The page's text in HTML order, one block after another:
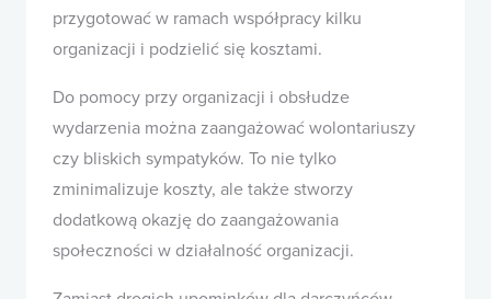
przygotować w ramach współpracy kilku
organizacji i podzielić się kosztami.
Do pomocy przy organizacji i obsłudze
wydarzenia można zaangażować wolontariuszy
czy bliskich sympatyków. To nie tylko
zminimalizuje koszty, ale także stworzy
dodatkową okazję do zaangażowania
społeczności w działalność organizacji.